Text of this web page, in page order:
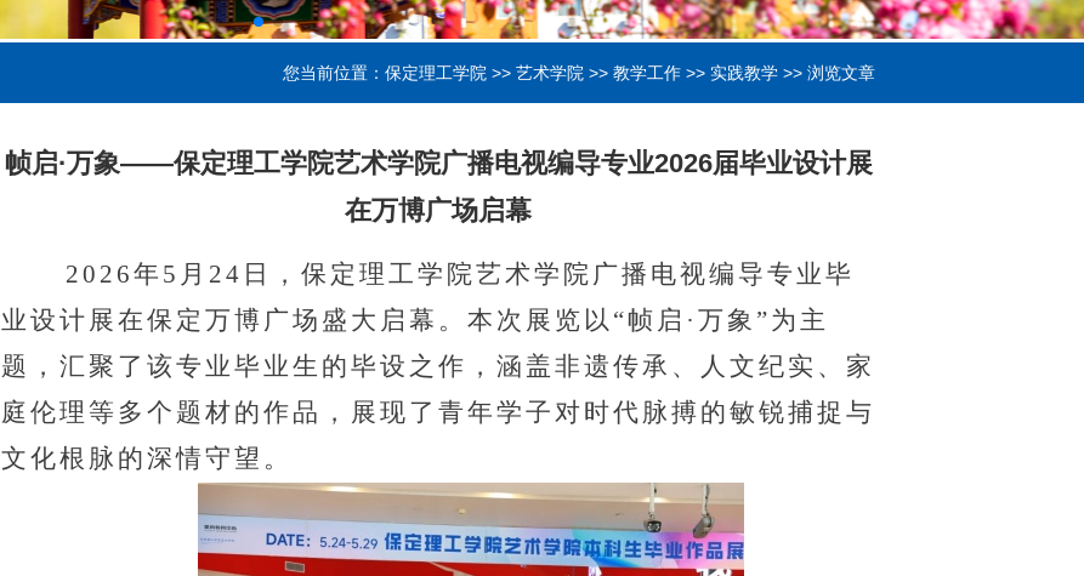
您当前位置： 保定理工学院 >> 艺术学院 >> 教学工作 >> 实践教学 >> 浏览文章
帧启·万象——保定理工学院艺术学院广播电视编导专业2026届毕业设计展
在万博广场启幕
2026年 5 月 24 日，保定理工学院艺术学院广播电视编导专业毕
业设计展在保定万博广场盛大启幕。本次展览以 “帧启 · 万象 ”为主
题，汇聚了该专业毕业生的毕设之作，涵盖非遗传承、人文纪实、家
庭伦理等多个题材的作品，展现了青年学子对时代脉搏的敏锐捕捉与
文化根脉的深情守望。